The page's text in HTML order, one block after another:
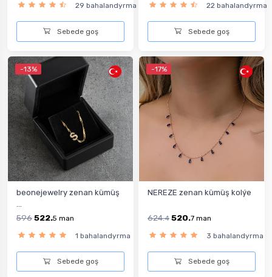
29 bahalandyrma
Sebede goş
22 bahalandyrma
Sebede goş
-13%
beonejewelry zenan kümüş
596522.5 man
1 bahalandyrma
Sebede goş
-17%
NEREZE zenan kümüş kolýe
624.4 520.7 man
3 bahalandyrma
Sebede goş